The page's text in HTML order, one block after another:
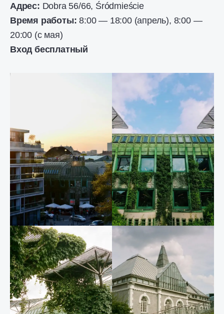
Адрес: Dobra 56/66, Śródmieście
Время работы:8:00 — 18:00 (апрель), 8:00 —
20:00 (с мая)
Вход бесплатный